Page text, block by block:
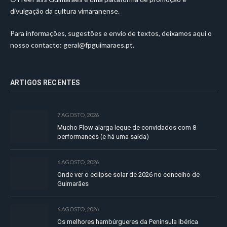
divulgação da cultura vimaranense.
Para informações, sugestões e envio de textos, deixamos aqui o
nosso contacto: geral@fpguimaraes.pt.
ARTIGOS RECENTES
7 AGOSTO, 2026
Mucho Flow alarga leque de convidados com 8
performances (e há uma saída)
6 AGOSTO, 2026
Onde ver o eclipse solar de 2026 no concelho de
Guimarães
6 AGOSTO, 2026
Os melhores hambúrgueres da Península Ibérica